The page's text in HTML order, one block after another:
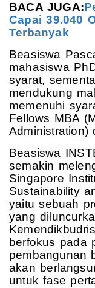
BACA JUGA:
Capai 39.040
Terbanyak
Beasiswa
mahasiswa
syarat,
mendukung
memenuhi
Fellows MBA
Administration)
Beasiswa
semakin
Singapore
Sustainability
yaitu sebuah
yang
berfokus pada
pembangunan
akan
untuk fase